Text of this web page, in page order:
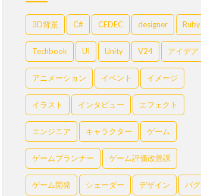
3D背景 C# CEDEC designer Ruby
Techbook UI Unity V24 アイデア
アニメーション イベント イメージ
イラスト インタビュー エフェクト
エンジニア キャラクター ゲーム
ゲームプランナー ゲーム評価改善課
ゲーム開発 シェーダー デザイン バグ